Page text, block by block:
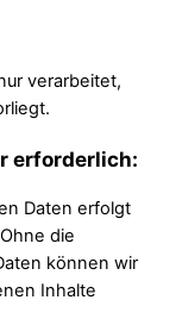
verarbeitet,
erforderlich:
Daten erfolgt
die
können wir
Inhalte